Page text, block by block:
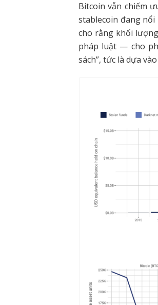
Bitcoin vẫn chiếm
stablecoin đang
cho rằng khối
pháp luật — cho
sách”, tức là dựa